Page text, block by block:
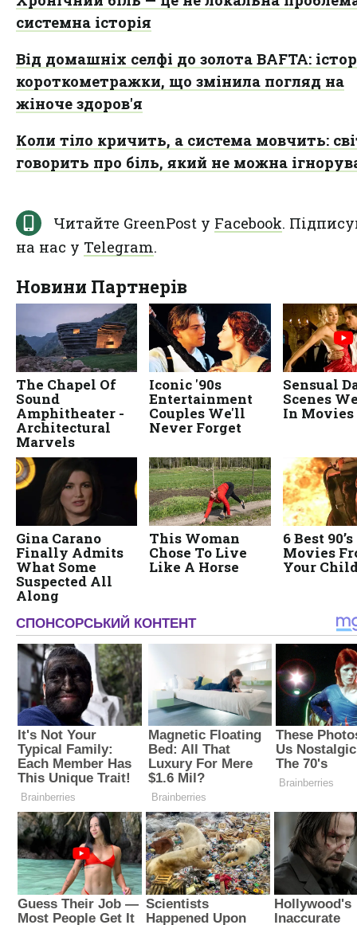
системна історія
Від домашніх селфі до золота BAFTA:
короткометражки, що змінила погляд на
жіноче здоров'я
Коли тіло кричить, а система мовчить:
говорить про біль, який не можна
Читайте GreenPost у Facebook.
на нас у Telegram.